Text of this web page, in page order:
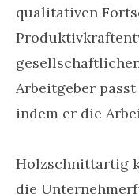
qualitativen
Arbeitgeber
indem er die
Holzschnittartig
die